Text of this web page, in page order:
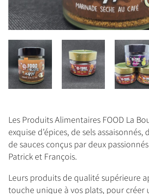
Les Produits Alimentaires FOOD La
exquise d’épices, de sels
de sauces conçus par deux
Patrick et François.
Leurs produits de qualité supérieure
touche unique à vos plats, pour créer